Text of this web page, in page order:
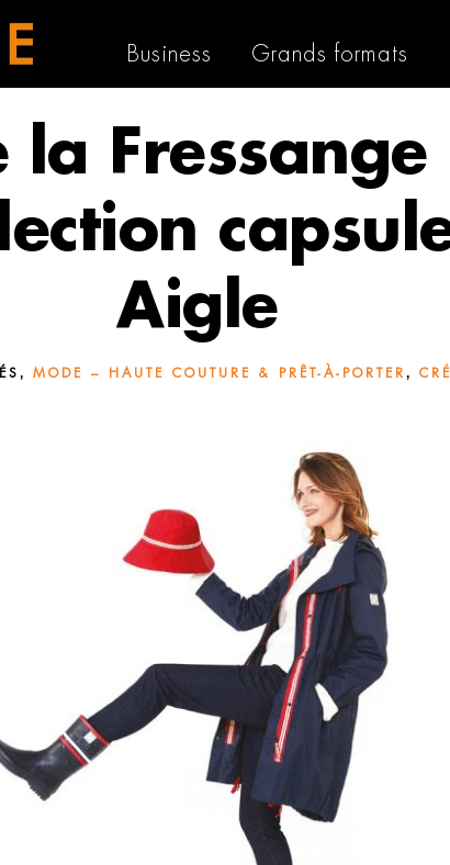
Business Grands formats
la Fressange
Aigle
, MODE – HAUTE COUTURE & PRÊT-À-PORTER ,